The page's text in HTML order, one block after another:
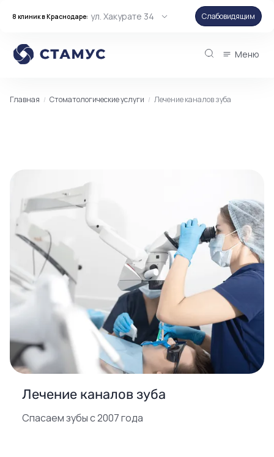
8 клиник в Краснодаре: ул. Хакурате 34 Слабовидящим
Меню
Главная Стоматологические услуги Лечение каналов зуба
Лечение каналов зуба
Спасаем зубы с 2007 года